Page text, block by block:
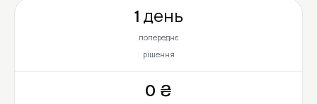
1 день
попереднє
рішення
0 ₴